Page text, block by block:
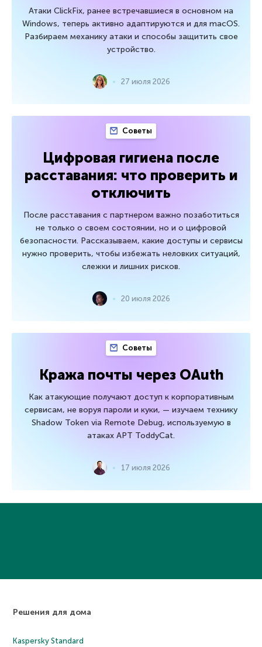
Атаки ClickFix, ранее встречавшиеся в основном на
Windows, теперь активно адаптируются и для macOS.
Разбираем механику атаки и способы защитить свое
устройство.
27 июля 2026
Советы
Цифровая гигиена после
расставания: что проверить и
отключить
После расставания с партнером важно позаботиться
не только о своем состоянии, но и о цифровой
безопасности. Рассказываем, какие доступы и сервисы
нужно проверить, чтобы избежать неловких ситуаций,
слежки и лишних рисков.
20 июля 2026
Советы
Кража почты через OAuth
Как атакующие получают доступ к корпоративным
сервисам, не воруя пароли и куки, — изучаем технику
Shadow Token via Remote Debug, используемую в
атаках APT ToddyCat.
17 июля 2026
Решения для дома
Kaspersky Standard